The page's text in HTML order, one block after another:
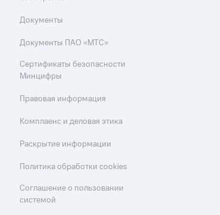
Документы
Документы ПАО «МТС»
Сертификаты безопасности
Минцифры
Правовая информация
Комплаенс и деловая этика
Раскрытие информации
Политика обработки cookies
Соглашение о пользовании
системой